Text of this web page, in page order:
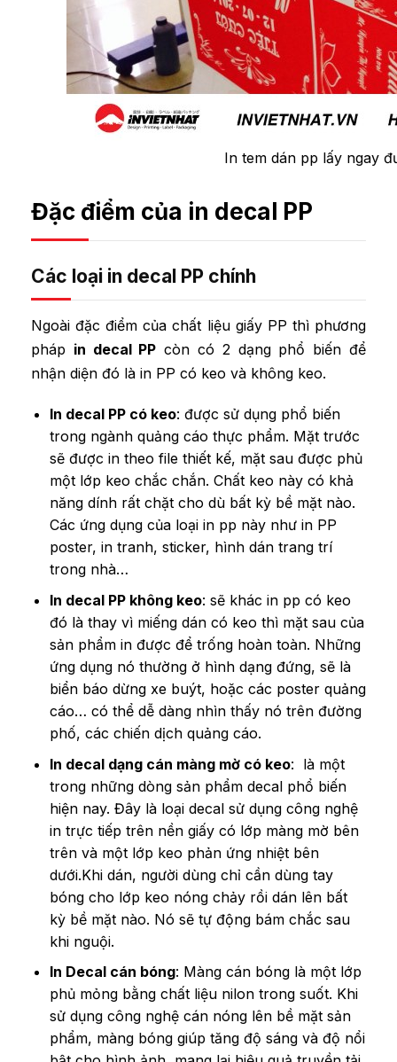
In tem dán pp lấy ngay
Đặc điểm của in decal PP
Các loại in decal PP chính
Ngoài đặc điểm của chất liệu giấy PP thì phương
pháp in decal PP còn có 2 dạng phổ biến để
nhận diện đó là in PP có keo và không keo.
In decal PPcó keo: được sử dụng phổ biến
trong ngành quảng cáo thực phẩm. Mặt trước
sẽ được in theo file thiết kế, mặt sau được phủ
một lớp keo chắc chắn. Chất keo này có khả
năng dính rất chặt cho dù bất kỳ bề mặt nào.
Các ứng dụng của loại in pp này như in PP
poster, in tranh, sticker, hình dán trang trí
trong nhà…
In decal PPkhông keo: sẽ khác in pp có keo
đó là thay vì miếng dán có keo thì mặt sau của
sản phẩm in được để trống hoàn toàn. Những
ứng dụng nó thường ở hình dạng đứng, sẽ là
biển báo dừng xe buýt, hoặc các poster quảng
cáo… có thể dễ dàng nhìn thấy nó trên đường
phố, các chiến dịch quảng cáo.
In decal dạng cán màng mờ có keo: là một
trong những dòng sản phẩm decal phổ biến
hiện nay. Đây là loại decal sử dụng công nghệ
in trực tiếp trên nền giấy có lớp màng mờ bên
trên và một lớp keo phản ứng nhiệt bên
dưới.Khi dán, người dùng chỉ cần dùng tay
bóng cho lớp keo nóng chảy rồi dán lên bất
kỳ bề mặt nào. Nó sẽ tự động bám chắc sau
khi nguội.
In Decal cán bóng: Màng cán bóng là một lớp
phủ mỏng bằng chất liệu nilon trong suốt. Khi
sử dụng công nghệ cán nóng lên bề mặt sản
phẩm, màng bóng giúp tăng độ sáng và độ nổi